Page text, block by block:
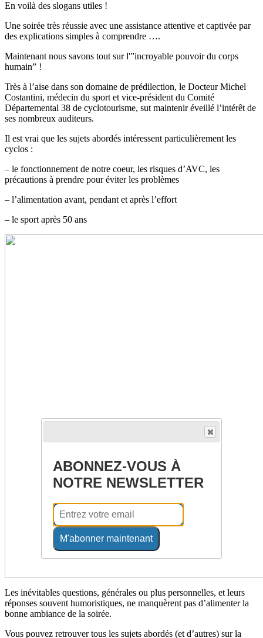
En voilà des slogans utiles !
Une soirée très réussie avec une assistance attentive et captivée par
des explications simples à comprendre ….
Maintenant nous savons tout sur l'”incroyable pouvoir du corps
humain” !
Très à l’aise dans son domaine de prédilection, le Docteur Michel
Costantini, médecin du sport et vice-président du Comité
Départemental 38 de cyclotourisme, sut maintenir éveillé l’intérêt de
ses nombreux auditeurs.
Il est vrai que les sujets abordés intéressent particulièrement les
cyclos :
– le fonctionnement de notre coeur, les risques d’AVC, les
précautions à prendre pour éviter les problèmes
– l’alimentation avant, pendant et après l’effort
– le sport après 50 ans
Les inévitables questions, générales ou plus personnelles, et leurs
réponses souvent humoristiques, ne manquèrent pas d’alimenter la
bonne ambiance de la soirée.
Vous pouvez retrouver tous les sujets abordés (et d’autres) sur la
ABONNEZ-VOUS À
NOTRE NEWSLETTER
M'abonner maintenant